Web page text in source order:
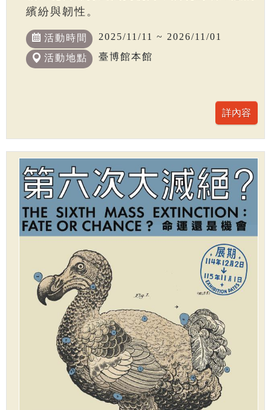
繽紛與韌性。
活動時間 2025/11/11 ~ 2026/11/01
活動地點 臺博館本館